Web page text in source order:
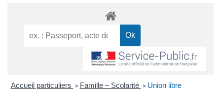
Accueil particuliers > Famille – Scolarité > Union libre